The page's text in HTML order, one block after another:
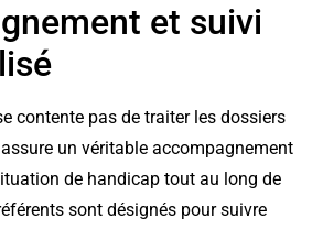
et suivi
contente pas de traiter les dossiers
un véritable accompagnement
de handicap tout au long de
sont désignés pour suivre